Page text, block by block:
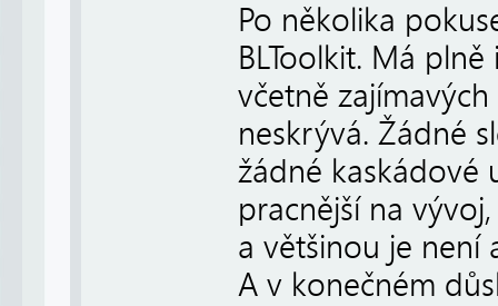
Po několika
BLToolkit. Má
včetně
neskrývá. Žádné
žádné kaskádové
pracnější na
a většinou je není
A v konečném